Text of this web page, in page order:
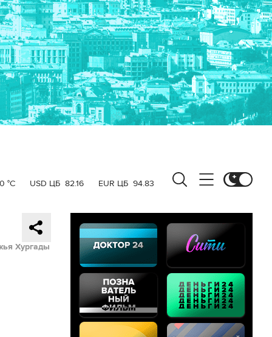
°C USD ЦБ 82.16 EUR ЦБ 94.83
Хургады